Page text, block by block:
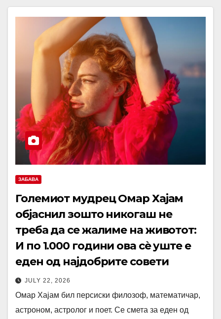
ЗАБАВА
Големиот мудрец Омар Хајам
објаснил зошто никогаш не
треба да се жалиме на животот:
И по 1.000 години ова сè уште е
еден од најдобрите совети
JULY 22, 2026
Омар Хајам бил персиски филозоф, математичар,
астроном, астролог и поет. Се смета за еден од